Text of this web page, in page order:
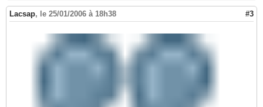
Lacsap, le 25/01/2006 à 18h38 #3